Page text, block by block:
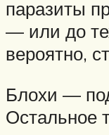
паразиты
— или до
вероятно,
Блохи —
Остальное